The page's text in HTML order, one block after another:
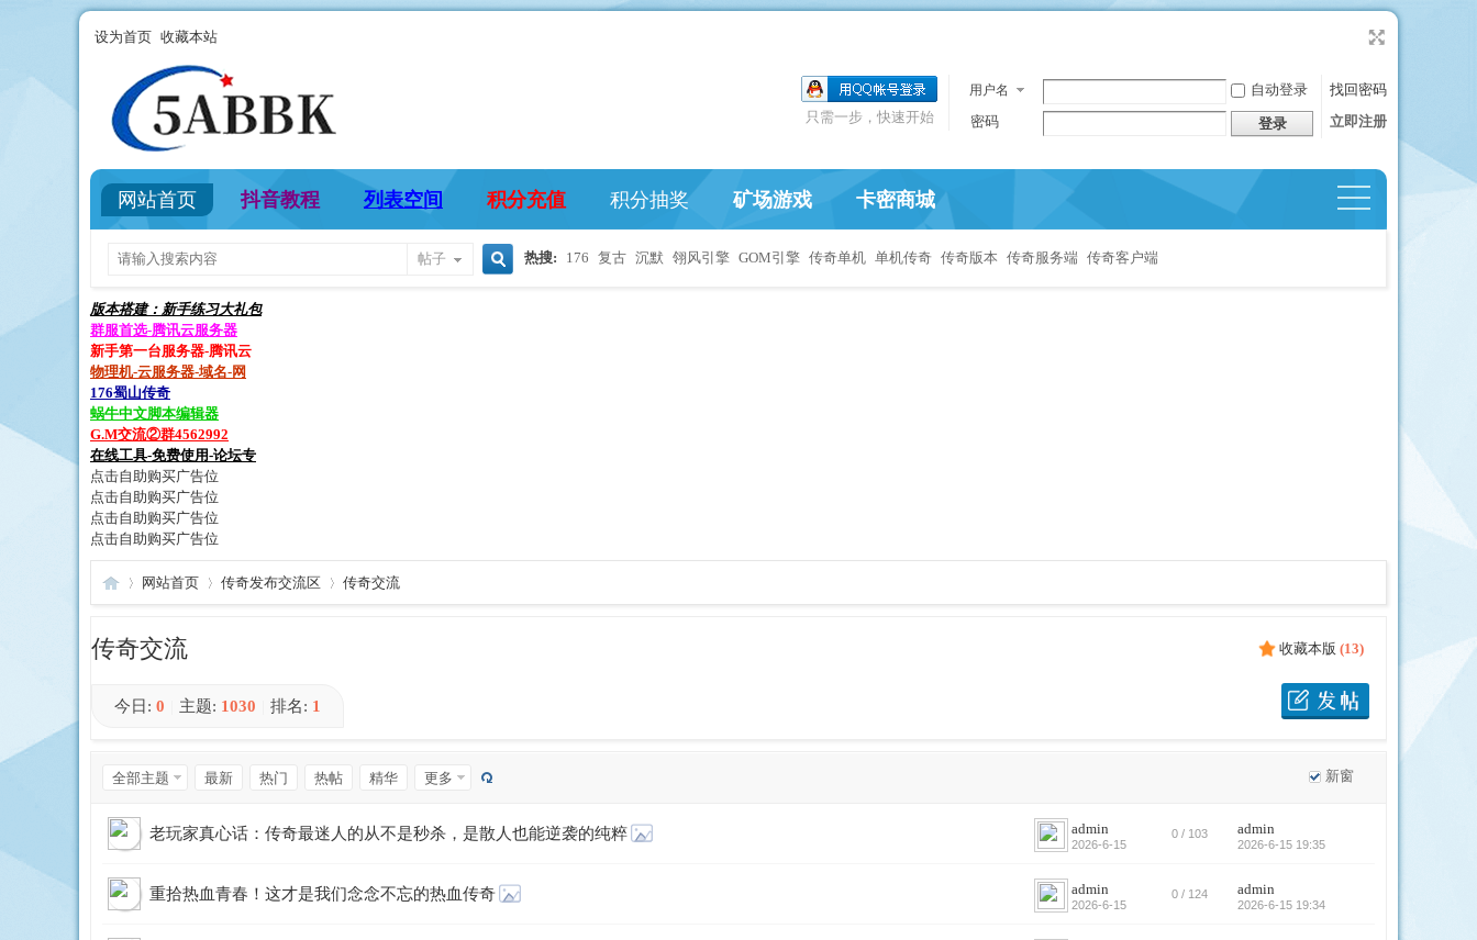
设为首页 收藏本站
用户名 自动登录
找回密码
密码
登录 立即注册
只需一步，快速开始
网站首页 抖音教程 列表空间 积分充值 积分抽奖 矿场游戏 卡密商城
帖子 热搜: 176 复古 沉默 翎风引擎 GOM引擎 传奇单机 单机传奇 传奇版本 传奇服务端 传奇客户端
版本搭建：新手练习大礼包
群服首选-腾讯云服务器
新手第一台服务器-腾讯云
物理机-云服务器-域名-网
176蜀山传奇
蜗牛中文脚本编辑器
G.M交流②群4562992
在线工具-免费使用-论坛专
点击自助购买广告位
点击自助购买广告位
点击自助购买广告位
点击自助购买广告位
爱
网站首页 传奇发布交流区 传奇交流
收藏本版 (13)
传奇交流
今日: 0 主题: 1030 排名: 1
新窗
全部主题 最新 热门 热帖 精华 更多
老玩家真心话：传奇最迷人的从不是秒杀，是散人也能逆袭的纯粹 admin
2026-6-15
0 / 103 admin
2026-6-15 19:35
重拾热血青春！这才是我们念念不忘的热血传奇 admin
2026-6-15
0 / 124 admin
2026-6-15 19:34